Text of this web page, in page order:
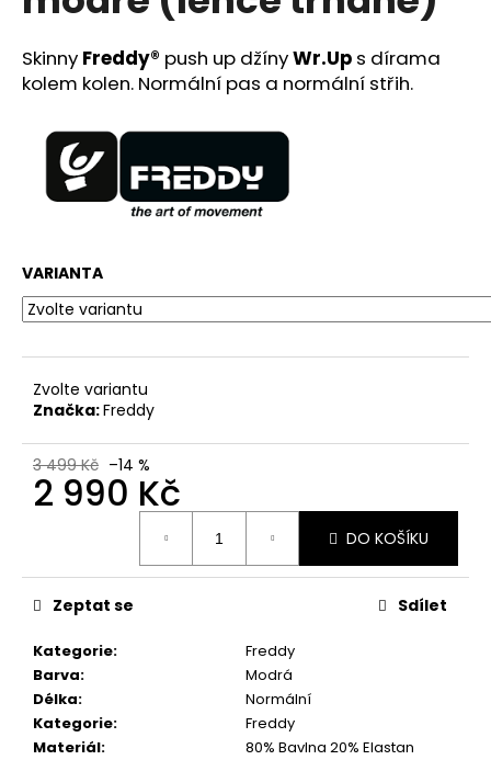
Skinny Freddy® push up džínyWr.Up s dírama
kolem kolen. Normální pas a normální střih.
VARIANTA
Zvolte variantu
Značka:Freddy
3 499 Kč –14 %
2 990 Kč
DO KOŠÍKU
Kategorie:
Freddy
Barva:
Modrá
Délka:
Normální
Kategorie:
Freddy
Materiál:
80% Bavlna 20% Elastan
Zeptat se Sdílet
j
e
m
FREDDY®
DÁMSKÉ
SE
SATÉNOVÝMI
DETAILY
-
390
Kč
Původně:
5
199
Kč